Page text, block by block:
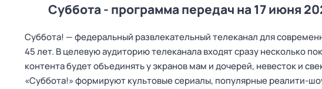
Суббота - программа передач на 17 июня
Cуббота! — федеральный развлекательный телеканал для
45 лет. В целевую аудиторию телеканала входят сразу несколько
контента будет объединять у экранов мам и дочерей, невесток и
«Суббота!» формируют культовые сериалы, популярные реалити-